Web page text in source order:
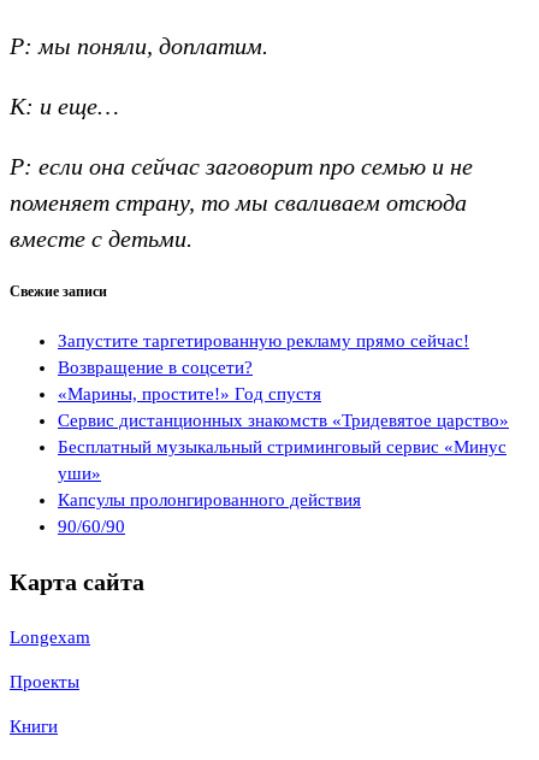
Р: мы поняли, доплатим.
К: и еще…
Р: если она сейчас заговорит про семью и не
поменяет страну, то мы сваливаем отсюда
вместе с детьми.
Свежие записи
Запустите таргетированную рекламу прямо сейчас!
Возвращение в соцсети?
«Марины, простите!» Год спустя
Сервис дистанционных знакомств «Тридевятое царство»
Бесплатный музыкальный стриминговый сервис «Минус
уши»
Капсулы пролонгированного действия
90/60/90
Карта сайта
Longexam
Проекты
Книги